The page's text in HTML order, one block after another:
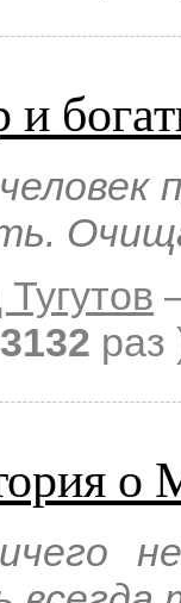
и
3132 раз
о